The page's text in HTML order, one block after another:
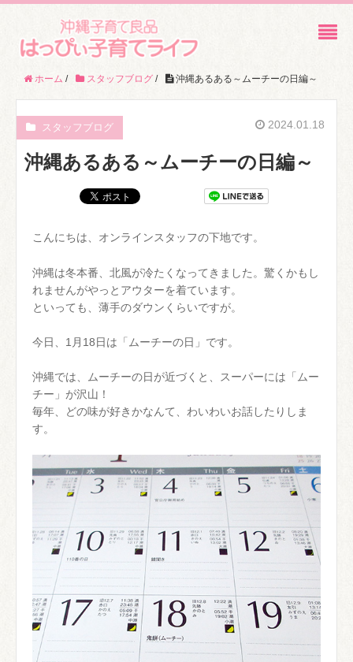
ホーム / スタッフブログ / 沖縄あるある～ムーチーの日編～
スタッフブログ 2024.01.18
沖縄あるある～ムーチーの日編～
こんにちは、オンラインスタッフの下地です。
沖縄は冬本番、北風が冷たくなってきました。驚くかもし
れませんがやっとアウターを着ています。
といっても、薄手のダウンくらいですが。
今日、1月18日は「ムーチーの日」です。
沖縄では、ムーチーの日が近づくと、スーパーには「ムー
チー」が沢山！
毎年、どの味が好きかなんて、わいわいお話したりしま
す。